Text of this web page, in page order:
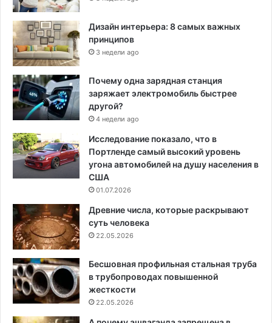
Дизайн интерьера: 8 самых важных
принципов
3 недели ago
Почему одна зарядная станция
заряжает электромобиль быстрее
другой?
4 недели ago
Исследование показало, что в
Портленде самый высокий уровень
угона автомобилей на душу населения в
США
01.07.2026
Древние числа, которые раскрывают
суть человека
22.05.2026
Бесшовная профильная стальная труба
в трубопроводах повышенной
жесткости
22.05.2026